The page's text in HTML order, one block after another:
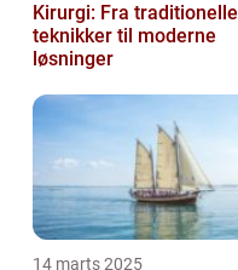
Kirurgi: Fra traditionelle
teknikker til moderne
løsninger
14 marts 2025